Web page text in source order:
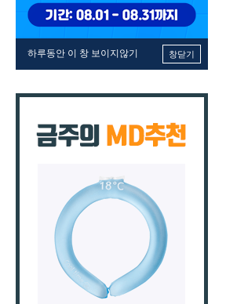
하루동안 이 창 보이지않기 창닫기